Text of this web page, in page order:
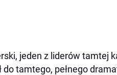
jeden z liderów tamtej
do tamtego, pełnego